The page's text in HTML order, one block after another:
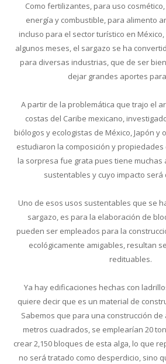
Como fertilizantes, para uso
energía y combustible, para alimento
incluso para el sector turístico en
algunos meses, el sargazo se ha
para diversas industrias, que de ser
dejar grandes aportes
A partir de la problemática que trajo el
costas del Caribe mexicano,
biólogos y ecologistas de México, Japón y
estudiaron la composición y
la sorpresa fue grata pues tiene muchas
sustentables y cuyo impacto será
Uno de esos usos sustentables que se
sargazo, es para la elaboración de
pueden ser empleados para la
ecológicamente amigables, resultan
redituables.
Ya hay edificaciones hechas con
quiere decir que es un material de
Sabemos que para una construcción
metros cuadrados, se emplearían 20
crear 2,150 bloques de esta alga, lo que
no será tratado como desperdicio, sino